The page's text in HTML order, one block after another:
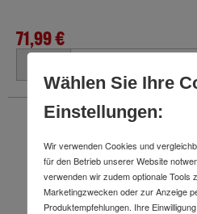
71,99 €
inkl. MwSt.
Wählen Sie Ihre
Einstellungen:
Wir verwenden Cookies und
für den Betrieb unserer Website
verwenden wir zudem optionale Tools
Marketingzwecken oder zur Anzeige
Produktempfehlungen. Ihre